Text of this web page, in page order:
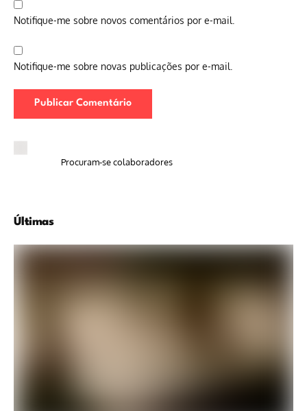
Notifique-me sobre novos comentários por e-mail.
Notifique-me sobre novas publicações por e-mail.
Procuram-se colaboradores
Últimas